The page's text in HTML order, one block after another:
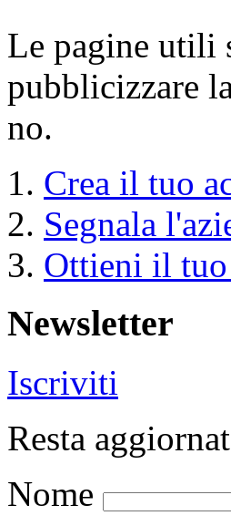
Le pagine utili
pubblicizzare
no.
Crea il tuo
Segnala
Ottieni il tuo
Newsletter
Iscriviti
Resta
Nome